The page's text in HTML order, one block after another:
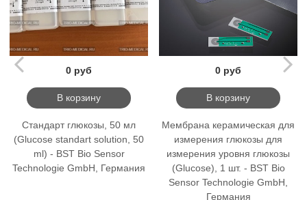
0 руб
В корзину
Стандарт глюкозы, 50 мл
(Glucose standart solution, 50
ml) - BST Bio Sensor
Technologie GmbH, Германия
0 руб
В корзину
Мембрана керамическая для
измерения глюкозы для
измерения уровня глюкозы
(Glucose), 1 шт. - BST Bio
Sensor Technologie GmbH,
Германия